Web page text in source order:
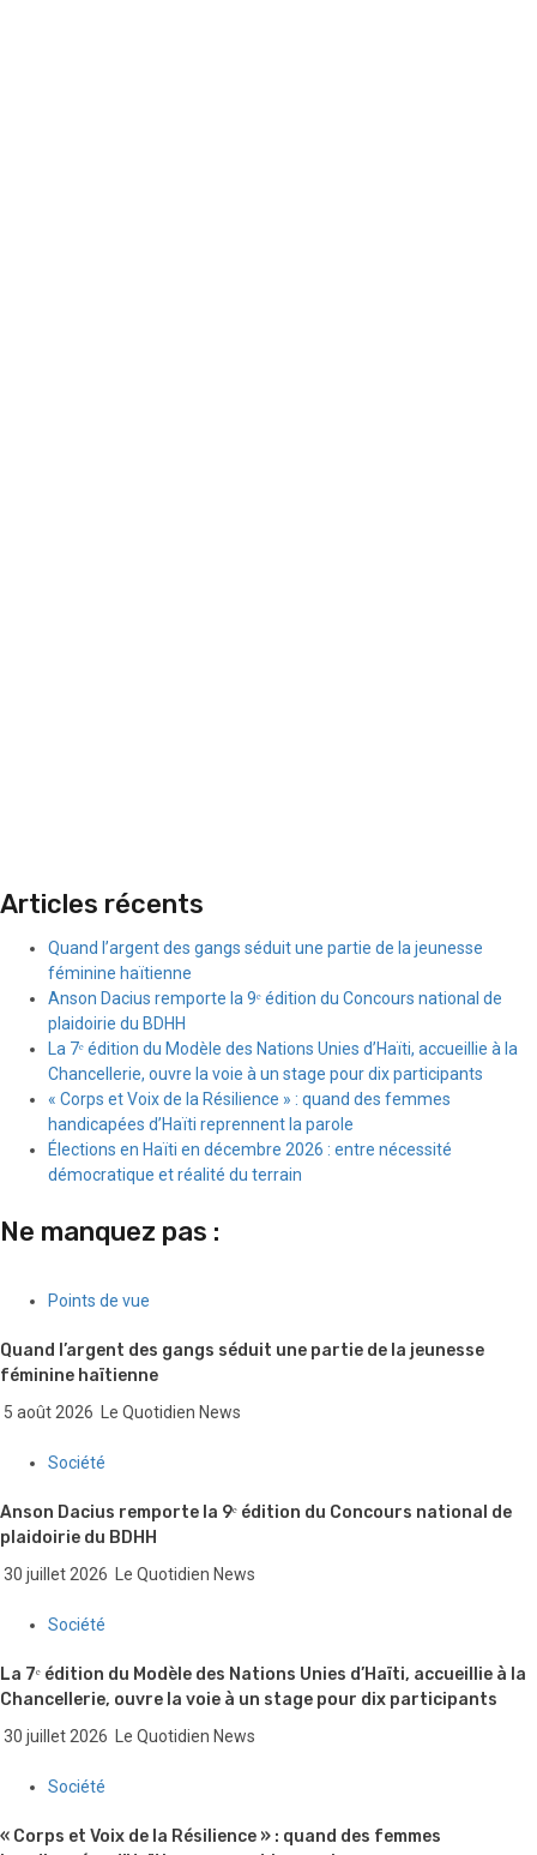
Articles récents
Quand l’argent des gangs séduit une partie de la jeunesse
féminine haïtienne
Anson Dacius remporte la 9ᵉ édition du Concours national de
plaidoirie du BDHH
La 7ᵉ édition du Modèle des Nations Unies d’Haïti, accueillie à la
Chancellerie, ouvre la voie à un stage pour dix participants
« Corps et Voix de la Résilience » : quand des femmes
handicapées d’Haïti reprennent la parole
Élections en Haïti en décembre 2026 : entre nécessité
démocratique et réalité du terrain
Ne manquez pas :
Points de vue
Quand l’argent des gangs séduit une partie de la jeunesse
féminine haïtienne
5 août 2026 Le Quotidien News
Société
Anson Dacius remporte la 9ᵉ édition du Concours national de
plaidoirie du BDHH
30 juillet 2026 Le Quotidien News
Société
La 7ᵉ édition du Modèle des Nations Unies d’Haïti, accueillie à la
Chancellerie, ouvre la voie à un stage pour dix participants
30 juillet 2026 Le Quotidien News
Société
« Corps et Voix de la Résilience » : quand des femmes